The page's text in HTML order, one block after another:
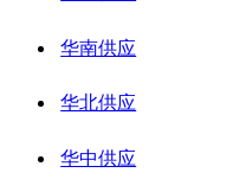
华南供应
华北供应
华中供应